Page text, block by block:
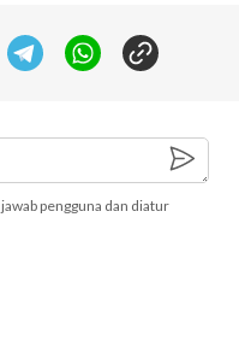
pengguna dan diatur